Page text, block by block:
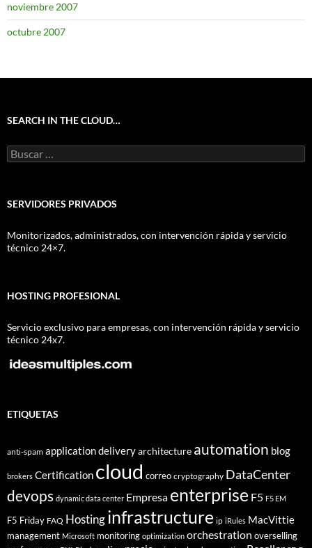
noviembre 2007
octubre 2007
SEARCH IN THE CLOUD…
Buscar:
SERVIDORES PRIVADOS
Monitorizados, administrados, con intervención rápida y servicio
técnico 24×7.
HOSTING PROFESIONAL
Servicio exclusivo para empresas, con intervención rápida y servicio
técnico 24x7.
ETIQUETAS
anti-spam application deliveryarchitecture automation blog
brokers Certification cloud correo cryptography DataCenter
devops dynamic data center Empresa enterprise F5 F5 EM
F5 Friday FAQ Hostinginfrastructure ip iRules MacVittie
management Microsoft monitoring optimization orchestration overselling